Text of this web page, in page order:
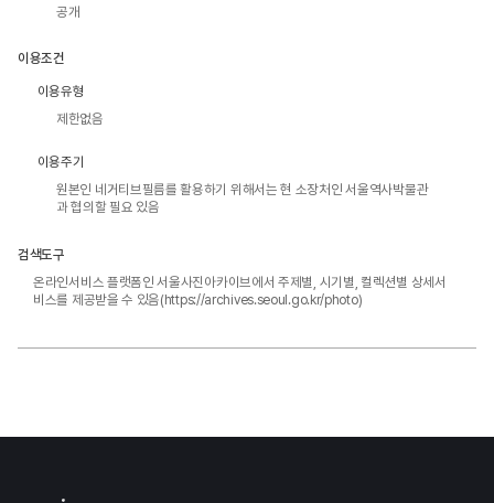
공개
이용조건
이용유형
제한없음
이용주기
원본인 네거티브필름를 활용하기 위해서는 현 소장처인 서울역사박물관
과 협의할 필요 있음
검색도구
온라인서비스 플랫폼인 서울사진아카이브에서 주제별, 시기별, 컬렉션별 상세서
비스를 제공받을 수 있음(https://archives.seoul.go.kr/photo)